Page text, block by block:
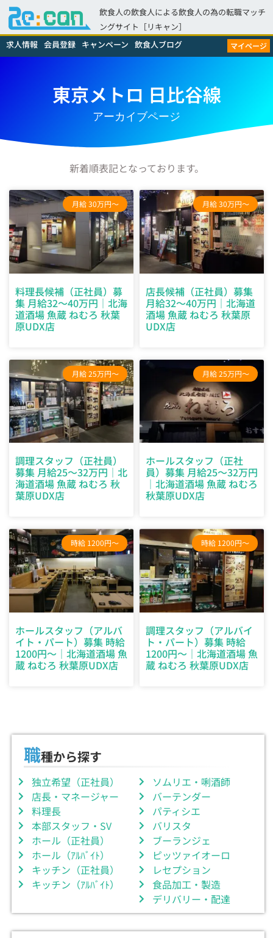
飲食人の飲食人による飲食人の為の転職マッチ
ングサイト［リキャン］
求人情報 会員登録 キャンペーン 飲食人ブログ マイページ
東京メトロ 日比谷線
アーカイブページ
新着順表記となっております。
月給 30万円～
料理長候補（正社員）募
集 月給32～40万円｜北海
道酒場 魚蔵 ねむろ 秋葉
原UDX店
月給 30万円～
店長候補（正社員）募集
月給32～40万円｜北海道
酒場 魚蔵 ねむろ 秋葉原
UDX店
月給 25万円～
調理スタッフ（正社員）
募集 月給25～32万円｜北
海道酒場 魚蔵 ねむろ 秋
葉原UDX店
月給 25万円～
ホールスタッフ（正社
員）募集 月給25～32万円
｜北海道酒場 魚蔵 ねむろ
秋葉原UDX店
時給 1200円～
ホールスタッフ（アルバ
イト・パート）募集 時給
1200円～｜北海道酒場 魚
蔵 ねむろ 秋葉原UDX店
時給 1200円～
調理スタッフ（アルバイ
ト・パート）募集 時給
1200円～｜北海道酒場 魚
蔵 ねむろ 秋葉原UDX店
職種から探す
独立希望（正社員）
店長・マネージャー
料理長
本部スタッフ・SV
ホール（正社員）
ホール（ｱﾙﾊﾞｲﾄ）
キッチン（正社員）
キッチン（ｱﾙﾊﾞｲﾄ）
ソムリエ・唎酒師
バーテンダー
パティシエ
バリスタ
ブーランジェ
ピッツァイオーロ
レセプション
食品加工・製造
デリバリー・配達